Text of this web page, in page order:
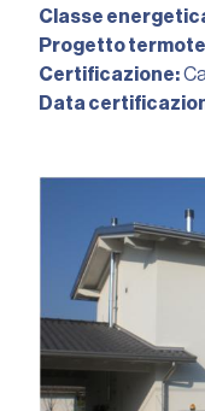
Classe
Progetto
Certificazione:
Data